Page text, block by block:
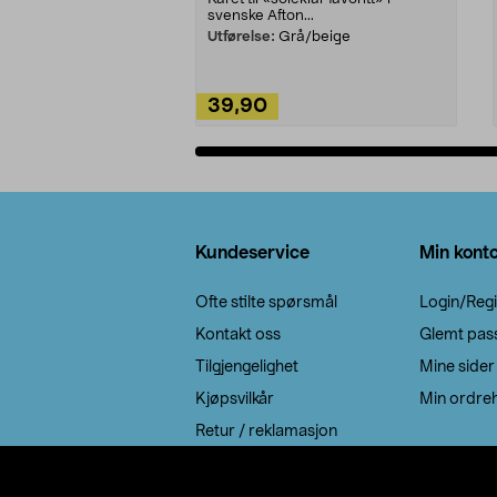
svenske Afton...
Utførelse: Grå/beige
39,90
Kundeservice
Ofte stilte spørsmål
Kontakt oss
Tilgjengelighet
Kjøpsvilkår
Retur / reklamasjon
Min
Login/
Glemt
Mine sider
Min